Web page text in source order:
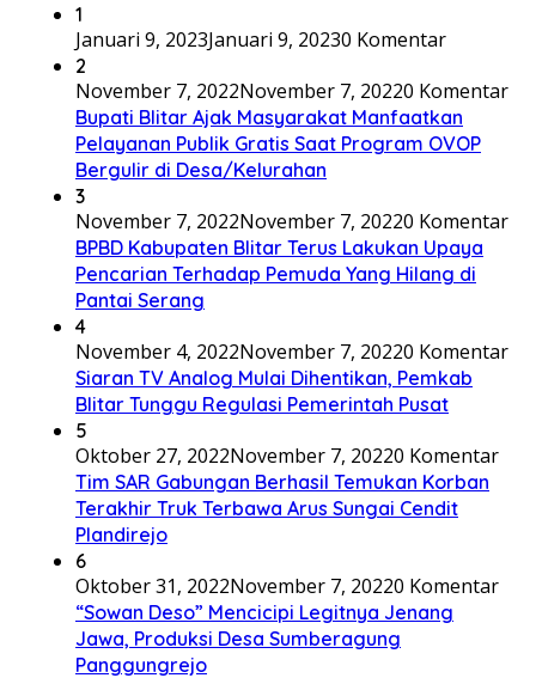
1
Januari 9, 2023Januari 9, 20230 Komentar
2
November 7, 2022November 7, 20220 Komentar
Bupati Blitar Ajak Masyarakat Manfaatkan
Pelayanan Publik Gratis Saat Program OVOP
Bergulir di Desa/Kelurahan
3
November 7, 2022November 7, 20220 Komentar
BPBD Kabupaten Blitar Terus Lakukan Upaya
Pencarian Terhadap Pemuda Yang Hilang di
Pantai Serang
4
November 4, 2022November 7, 20220 Komentar
Siaran TV Analog Mulai Dihentikan, Pemkab
Blitar Tunggu Regulasi Pemerintah Pusat
5
Oktober 27, 2022November 7, 20220 Komentar
Tim SAR Gabungan Berhasil Temukan Korban
Terakhir Truk Terbawa Arus Sungai Cendit
Plandirejo
6
Oktober 31, 2022November 7, 20220 Komentar
“Sowan Deso” Mencicipi Legitnya Jenang
Jawa, Produksi Desa Sumberagung
Panggungrejo